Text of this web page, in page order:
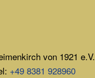
von 1921 e.V.
+49 8381 928960